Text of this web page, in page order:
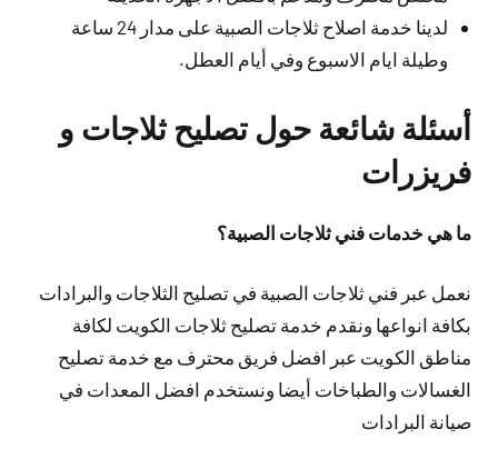
لدينا خدمة اصلاح ثلاجات الصبية على مدار 24 ساعة
وطيلة ايام الاسبوع وفي أيام العطل.
أسئلة شائعة حول تصليح ثلاجات و
فريزرات
ما هي خدمات فني ثلاجات الصبية؟
نعمل عبر فني ثلاجات الصبية في تصليح الثلاجات والبرادات
بكافة انواعها ونقدم خدمة تصليح ثلاجات الكويت لكافة
مناطق الكويت عبر افضل فريق محترف مع خدمة تصليح
الغسالات والطباخات أيضا ونستخدم افضل المعدات في
صيانة البرادات